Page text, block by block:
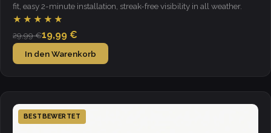
fit, easy 2-minute installation, streak-free visibility in all weather.
★★★★★
29,99 €19,99 €
In den Warenkorb
BESTBEWERTET